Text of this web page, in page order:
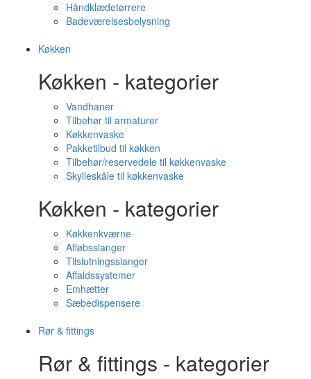
Håndklædetørrere
Badeværelsesbelysning
Køkken
Køkken - kategorier
Vandhaner
Tilbehør til armaturer
Køkkenvaske
Pakketilbud til køkken
Tilbehør/reservedele til køkkenvaske
Skylleskåle til køkkenvaske
Køkken - kategorier
Køkkenkværne
Afløbsslanger
Tilslutningsslanger
Affaldssystemer
Emhætter
Sæbedispensere
Rør & fittings
Rør & fittings - kategorier